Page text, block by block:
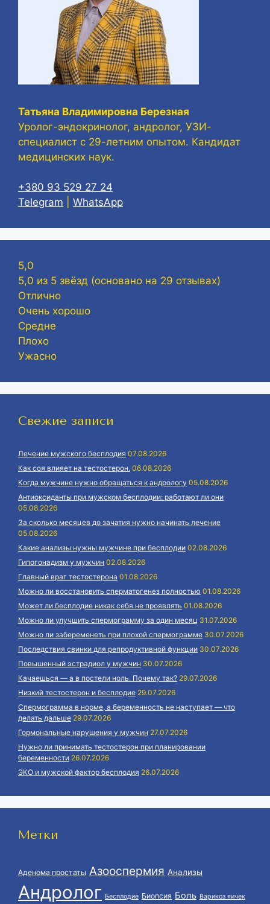
Татьяна Владимировна Березная
Уролог-эндокринолог, андролог, УЗИ-
специалист с 29-летним опытом. Кандидат
медицинских наук.
+380 93 529 27 24
Telegram
WhatsApp
5,0
5,0 из 5 звёзд (основано на 29 отзывах)
Отлично
Очень хорошо
Средне
Плохо
Ужасно
Свежие записи
Лечение мужского бесплодия 07.08.2026
Как соя влияет на тестостерон. 06.08.2026
Когда мужчине нужно обращаться к андрологу 05.08.2026
Антиоксиданты при мужском бесплодии: работают ли они
05.08.2026
За сколько месяцев до зачатия нужно начинать лечение
05.08.2026
Какие анализы нужны мужчине при бесплодии 02.08.2026
Гипогонадизм у мужчин 02.08.2026
Главный враг тестостерона 01.08.2026
Можно ли восстановить сперматогенез полностью 01.08.2026
Может ли бесплодие никак себя не проявлять 01.08.2026
Можно ли улучшить спермограмму за один месяц 31.07.2026
Можно ли забеременеть при плохой спермограмме 30.07.2026
Последствия свинки для репродуктивной функции 30.07.2026
Повышенный эстрадиол у мужчин 30.07.2026
Качаешься — а в постели ноль. Почему так? 29.07.2026
Низкий тестостерон и бесплодие 29.07.2026
Спермограмма в норме, а беременность не наступает — что
делать дальше 29.07.2026
Гормональные нарушения у мужчин 27.07.2026
Нужно ли принимать тестостерон при планировании
беременности 26.07.2026
ЭКО и мужской фактор бесплодия 26.07.2026
Метки
Аденома простаты Азооспермия Анализы
Андролог Бесплодие Биопсия Боль Варикоз яичек